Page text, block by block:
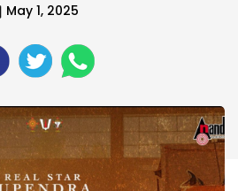
May 1, 2025